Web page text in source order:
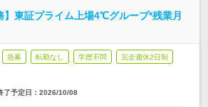
】東証プライム上場4℃グループ*残業月
急募 転勤なし 学歴不問 完全週休2日制
了予定日： 2026/10/08